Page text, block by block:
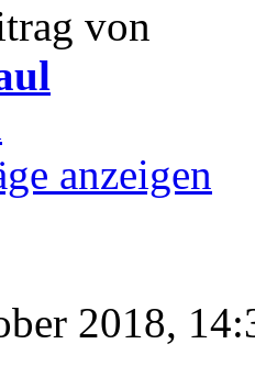
von
anzeigen
2018,